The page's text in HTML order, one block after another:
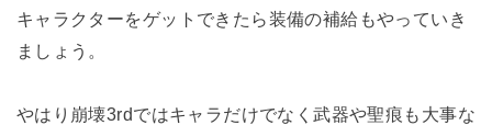
キャラクターをゲットできたら装備の補給もやっていき
ましょう。
やはり崩壊3rdではキャラだけでなく武器や聖痕も大事な